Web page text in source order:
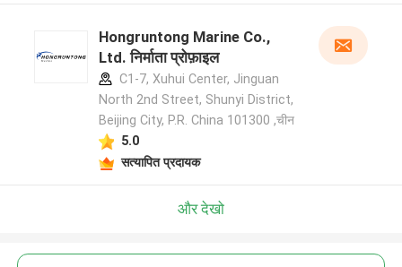
Hongruntong Marine Co.,
Ltd. निर्माता प्रोफ़ाइल
C1-7, Xuhui Center, Jinguan
North 2nd Street, Shunyi District,
Beijing City, P.R. China 101300 ,चीन
5.0
सत्यापित प्रदायक
और देखो